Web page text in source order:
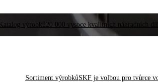
Katalog výrobků20 000 vysoce kvalitních náhradních
Sortiment výrobkůSKF je volbou pro tvůrce